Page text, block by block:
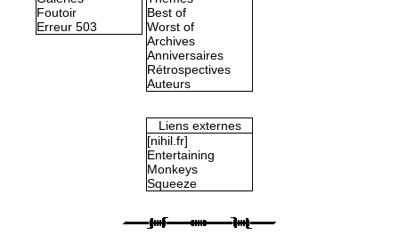
Foutoir
Erreur 503
Best of
Worst of
Archives
Anniversaires
Rétrospectives
Auteurs
Liens externes
[nihil.fr]
Entertaining
Monkeys
Squeeze